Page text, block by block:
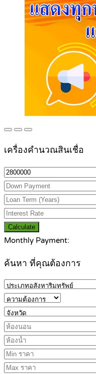
เครื่องคำนวณสินเชื่อ
Calculate
Monthly Payment:
ค้นหา ที่คุณต้องการ